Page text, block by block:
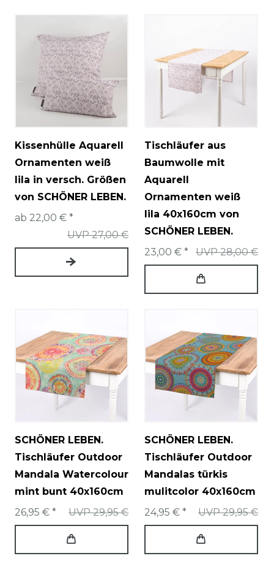
Kissenhülle Aquarell
Ornamenten weiß
lila in versch. Größen
von SCHÖNER LEBEN.
UVP 27,00 €
ab 22,00 € *
Tischläufer aus
Baumwolle mit
Aquarell
Ornamenten weiß
lila 40x160cm von
SCHÖNER LEBEN.
UVP 28,00 €
23,00 € *
SCHÖNER LEBEN.
Tischläufer Outdoor
Mandala Watercolour
mint bunt 40x160cm
UVP 29,95 €
26,95 € *
SCHÖNER LEBEN.
Tischläufer Outdoor
Mandalas türkis
mulitcolor 40x160cm
UVP 29,95 €
24,95 € *